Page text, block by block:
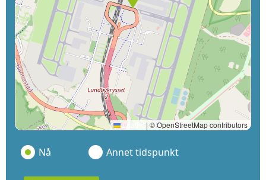
Leaflet | © OpenStreetMap contributors
Nå Annet tidspunkt